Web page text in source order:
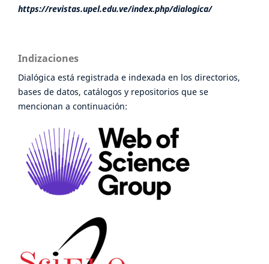
https://revistas.upel.edu.ve/index.php/dialogica/
Indizaciones
Dialógica está registrada e indexada en los directorios,
bases de datos, catálogos y repositorios que se
mencionan a continuación: